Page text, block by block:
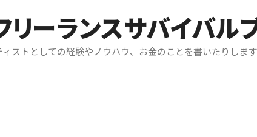
リーランスサバイバル
ストとしての経験やノウハウ、お金のことを書いたりしま